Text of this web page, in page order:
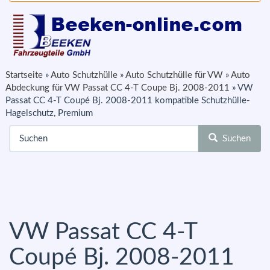
Startseite » Auto Schutzhülle » Auto Schutzhülle für VW » Auto
Abdeckung für VW Passat CC 4-T Coupe Bj. 2008-2011 » VW
Passat CC 4-T Coupé Bj. 2008-2011 kompatible Schutzhülle-
Hagelschutz, Premium
Suchen
VW Passat CC 4-T
Coupé Bj. 2008-2011